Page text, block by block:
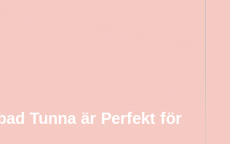
Tunna är Perfekt för